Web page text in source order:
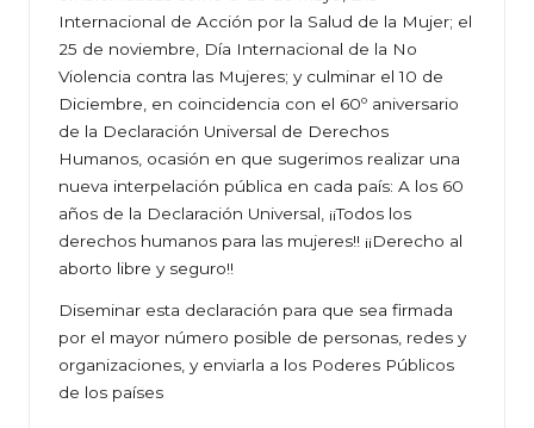
Internacional de Acción por la Salud de la Mujer; el
25 de noviembre, Día Internacional de la No
Violencia contra las Mujeres; y culminar el 10 de
Diciembre, en coincidencia con el 60º aniversario
de la Declaración Universal de Derechos
Humanos, ocasión en que sugerimos realizar una
nueva interpelación pública en cada país: A los 60
años de la Declaración Universal, ¡¡Todos los
derechos humanos para las mujeres!! ¡¡Derecho al
aborto libre y seguro!!
Diseminar esta declaración para que sea firmada
por el mayor número posible de personas, redes y
organizaciones, y enviarla a los Poderes Públicos
de los países